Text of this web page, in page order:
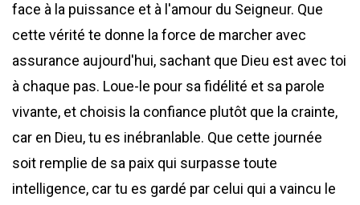
face à la puissance et à l'amour du Seigneur. Que
cette vérité te donne la force de marcher avec
assurance aujourd'hui, sachant que Dieu est avec toi
à chaque pas. Loue-le pour sa fidélité et sa parole
vivante, et choisis la confiance plutôt que la crainte,
car en Dieu, tu es inébranlable. Que cette journée
soit remplie de sa paix qui surpasse toute
intelligence, car tu es gardé par celui qui a vaincu le